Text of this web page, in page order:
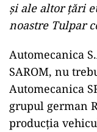
și ale altor țări
noastre Tulpar
Automecanica
SAROM, nu
Automecanica
grupul german
producția